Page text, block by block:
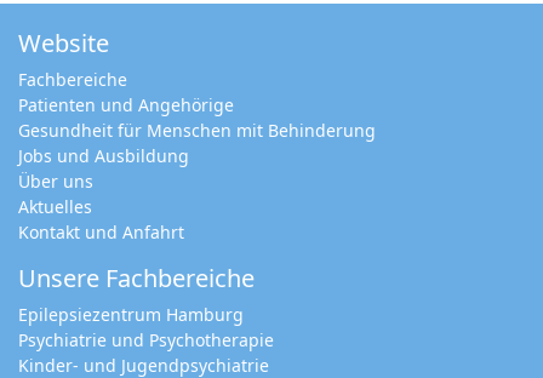
Website
Fachbereiche
Patienten und Angehörige
Gesundheit für Menschen mit Behinderung
Jobs und Ausbildung
Über uns
Aktuelles
Kontakt und Anfahrt
Unsere Fachbereiche
Epilepsiezentrum Hamburg
Psychiatrie und Psychotherapie
Kinder- und Jugendpsychiatrie